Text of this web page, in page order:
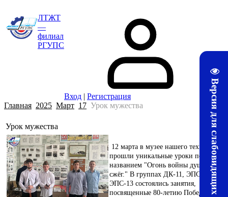
Версия для слабовидящих
ЛТЖТ
—
филиал
РГУПС
Вход | Регистрация
Главная 2025 Март 17 Урок мужества
09:49
Урок мужества
12 марта в музее нашего техникума
прошли уникальные уроки под
названием "Огонь войны души не
сжёг." В группах ДК-11, ЭПС-11 и
ЭПС-13 состоялись занятия,
посвященные 80-летию Победы.